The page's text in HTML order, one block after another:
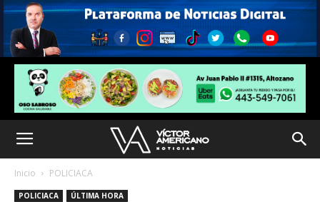
Inicio POLICIACA
POLICIACA ÚLTIMA HORA